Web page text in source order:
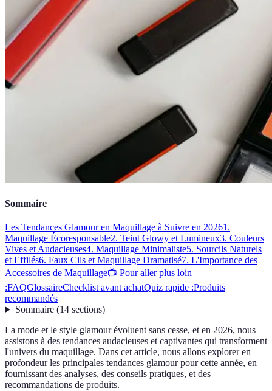
Sommaire
Les Tendances Glamour en Maquillage à Suivre en 20261.
Maquillage Écoresponsable2. Teint Glowy et Lumineux3. Couleurs
Vives et Audacieuses4. Maquillage Minimaliste5. Sourcils Naturels
et Effilés6. Faux Cils et Maquillage Dramatisé7. L'Importance des
Accessoires de Maquillage📺 Pour aller plus loin
:FAQGlossaireChecklist avant achatQuiz rapide :Produits
recommandés
Sommaire(14 sections)
La mode et le style glamour évoluent sans cesse, et en 2026, nous
assistons à des tendances audacieuses et captivantes qui transforment
l'univers du maquillage. Dans cet article, nous allons explorer en
profondeur les principales tendances glamour pour cette année, en
fournissant des analyses, des conseils pratiques, et des
recommandations de produits.